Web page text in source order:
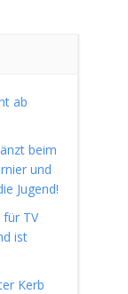
ab
beim
und
Jugend!
TV
ist
Kerb